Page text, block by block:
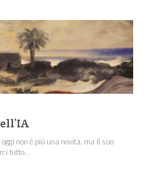
non è più una novità, ma il suo
tutto...